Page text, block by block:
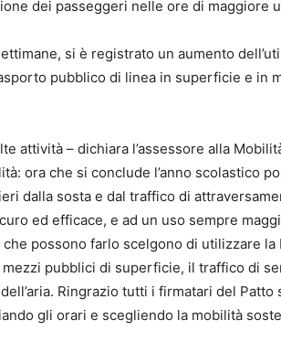
dei passeggeri nelle ore di maggiore
si è registrato un aumento
pubblico di linea in superficie e in
attività – dichiara l’assessore alla
ora che si conclude l’anno scolastico
dalla sosta e dal traffico di
ed efficace, e ad un uso sempre
possono farlo scelgono di utilizzare
mezzi pubblici di superficie, il traffico di
Ringrazio tutti i firmatari del
gli orari e scegliendo la mobilità